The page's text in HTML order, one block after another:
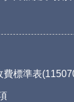
費標準表